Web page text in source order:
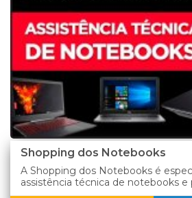
Shopping dos Notebooks
A Shopping dos Notebooks é
assistência técnica de notebooks e